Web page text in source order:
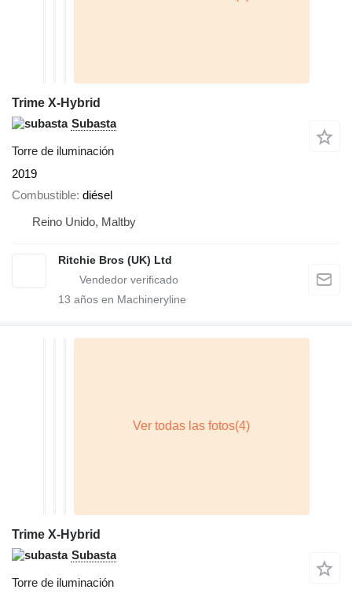
Trime X-Hybrid
Subasta
Torre de iluminación
2019
Combustible diésel
Reino Unido, Maltby
Ritchie Bros (UK) Ltd
13 años en Machineryline
Trime X-Hybrid
Subasta
Torre de iluminación